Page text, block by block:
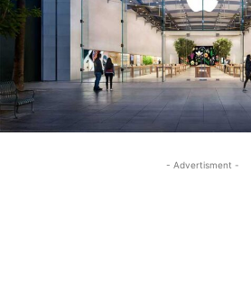
- Advertisment -